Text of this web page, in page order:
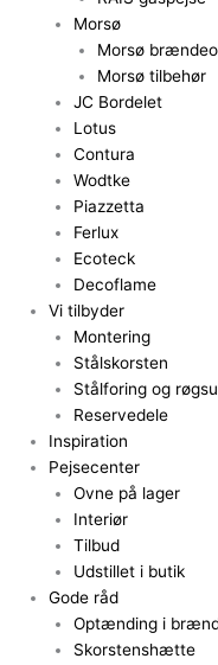
Morsø
Morsø
Morsø tilbehør
JC Bordelet
Lotus
Contura
Wodtke
Piazzetta
Ferlux
Ecoteck
Decoflame
Vi tilbyder
Montering
Stålskorsten
Stålforing og
Reservedele
Inspiration
Pejsecenter
Ovne på lager
Interiør
Tilbud
Udstillet i butik
Gode råd
Optænding i
Skorstenshætte